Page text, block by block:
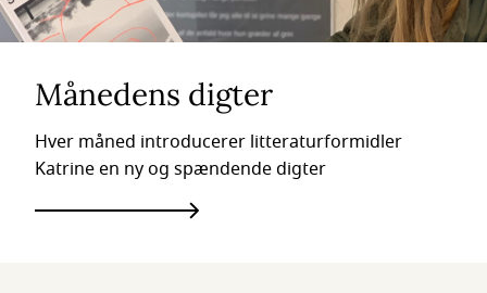
Månedens digter
Hver måned introducerer litteraturformidler
Katrine en ny og spændende digter